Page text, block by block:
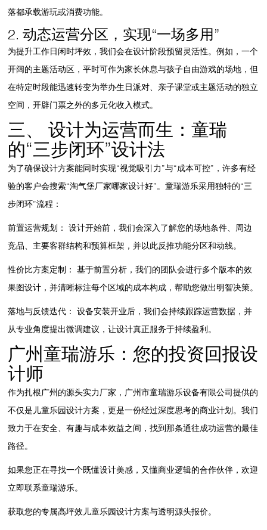
落都承载游玩或消费功能。
2. 动态运营分区，实现“一场多用”
为提升工作日闲时坪效，我们会在设计阶段预留灵活性。例如，一个
开阔的主题活动区，平时可作为家长休息与孩子自由游戏的场地，但
在特定时段能迅速转变为举办生日派对、亲子课堂或主题活动的独立
空间，开辟门票之外的多元化收入模式。
三、 设计为运营而生：童瑞
的“三步闭环”设计法
为了确保设计方案能同时实现“视觉吸引力”与“成本可控”，许多有经
验的客户会搜索“淘气堡厂家哪家设计好”。童瑞游乐采用独特的“三
步闭环”流程：
前置运营规划：
设计开始前，我们会深入了解您的场地条件、周边
竞品、主要客群结构和预算框架，并以此反推功能分区和动线。
性价比方案定制：
基于前置分析，我们的团队会进行多个版本的效
果图设计，并清晰标注每个区域的成本构成，帮助您做出明智决策。
落地与反馈迭代：
设备安装开业后，我们会持续跟踪运营数据，并
从专业角度提出微调建议，让设计真正服务于持续盈利。
广州童瑞游乐：您的投资回报设
计师
作为扎根广州的源头实力厂家， 广州市童瑞游乐设备有限公司提供的
不仅是 儿童乐园设计方案，更是一份经过深度思考的商业计划。我们
致力于在安全、有趣与成本效益之间，找到那条通往成功运营的最佳
路径。
如果您正在寻找一个既懂设计美感，又懂商业逻辑的合作伙伴，欢迎
立即联系童瑞游乐。
获取您的专属高坪效儿童乐园设计方案与透明源头报价。